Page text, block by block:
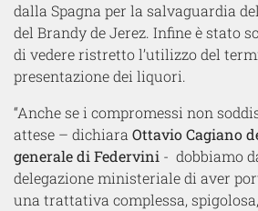
dalla Spagna per la salvaguardia
del Brandy de Jerez. Infine èstato
di vedere ristretto l’utilizzo del
presentazione dei liquori.
“Anche se i compromessi non
attese – dichiaraOttavio Cagiano
generale di Federvini - dobbiamo
delegazione ministeriale di aver
una trattativa complessa,